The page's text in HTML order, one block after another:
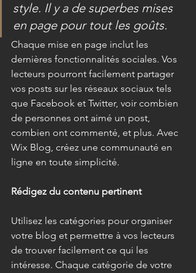
style. Il y a de superbes mises
en page pour tout les goûts.
Chaque mise en page inclut les
dernières fonctionnalités sociales. Vos
lecteurs pourront facilement partager
vos posts sur les réseaux sociaux tels
que Facebook et Twitter, voir combien
de personnes ont aimé un post,
combien ont commenté, et plus. Avec
Wix Blog, créez une communauté en
ligne en toute simplicité.
Rédigez du contenu pertinent
Utilisez les catégories pour organiser
votre blog et permettre à vos lecteurs
de trouver facilement ce qui les
intéresse. Chaque catégorie de votre